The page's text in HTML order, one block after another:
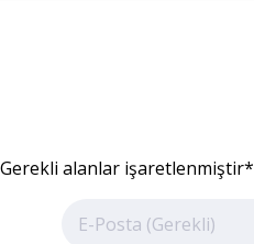
Gerekli alanlar işaretlenmiştir*